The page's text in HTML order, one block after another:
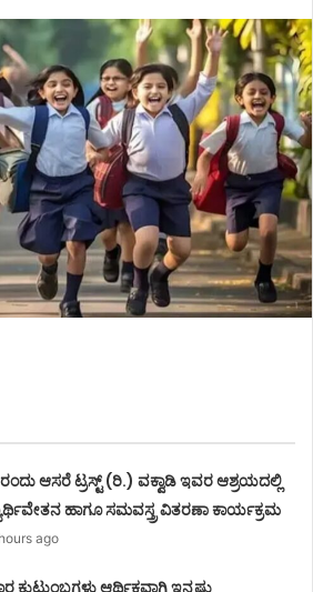
ಆಸರೆ ಟ್ರಸ್ಟ್ (ರಿ.) ವಕ್ವಾಡಿ ಇವರ ಆಶ್ರಯದಲ್ಲಿ
ಹಾಗೂ ಸಮವಸ್ತ್ರ ವಿತರಣಾ ಕಾರ್ಯಕ್ರಮ
ago